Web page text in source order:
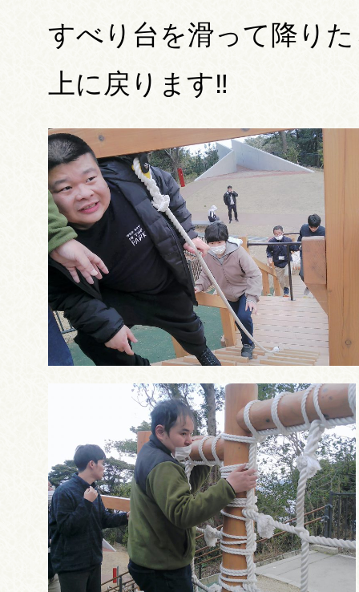
すべり台を滑って降り
上に戻ります‼